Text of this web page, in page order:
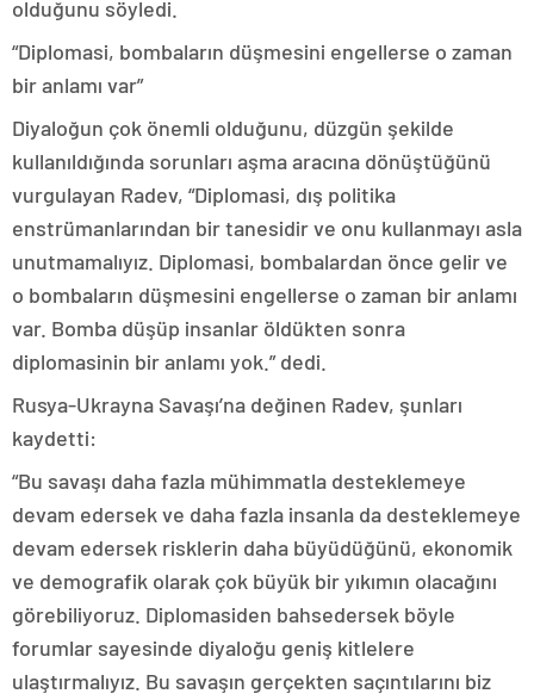
olduğunu söyledi.
“Diplomasi, bombaların düşmesini engellerse o zaman
bir anlamı var”
Diyaloğun çok önemli olduğunu, düzgün şekilde
kullanıldığında sorunları aşma aracına dönüştüğünü
vurgulayan Radev, “Diplomasi, dış politika
enstrümanlarından bir tanesidir ve onu kullanmayı asla
unutmamalıyız. Diplomasi, bombalardan önce gelir ve
o bombaların düşmesini engellerse o zaman bir anlamı
var. Bomba düşüp insanlar öldükten sonra
diplomasinin bir anlamı yok.” dedi.
Rusya-Ukrayna Savaşı’na değinen Radev, şunları
kaydetti:
“Bu savaşı daha fazla mühimmatla desteklemeye
devam edersek ve daha fazla insanla da desteklemeye
devam edersek risklerin daha büyüdüğünü, ekonomik
ve demografik olarak çok büyük bir yıkımın olacağını
görebiliyoruz. Diplomasiden bahsedersek böyle
forumlar sayesinde diyaloğu geniş kitlelere
ulaştırmalıyız. Bu savaşın gerçekten saçıntılarını biz